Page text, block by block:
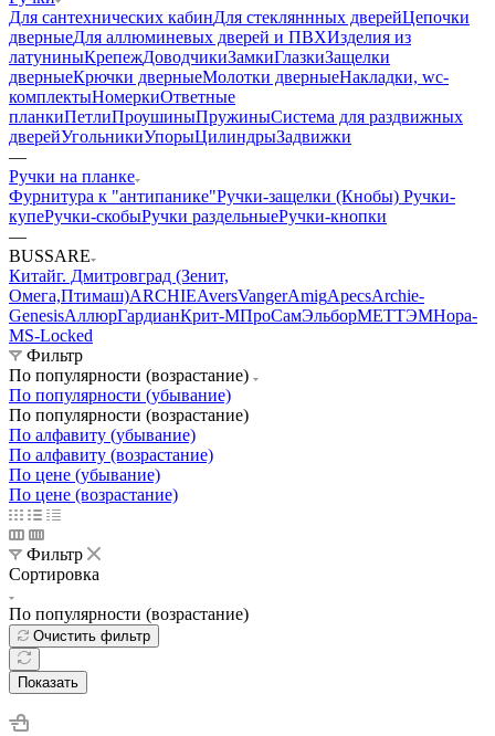
Для сантехнических кабинДля стекляннных дверейЦепочки
дверныеДля аллюминевых дверей и ПВХИзделия из
латуниныКрепежДоводчикиЗамкиГлазкиЗащелки
дверныеКрючки дверныеМолотки дверныеНакладки, wc-
комплектыНомеркиОтветные
планкиПетлиПроушиныПружиныСистема для раздвижных
дверейУгольникиУпорыЦилиндрыЗадвижки
—
Ручки на планке
Фурнитура к "антипанике"Ручки-защелки (Кнобы) Ручки-
купеРучки-скобыРучки раздельныеРучки-кнопки
—
BUSSARE
Китайг. Дмитровград (Зенит,
Омега,Птимаш)ARCHIEAversVangerAmigApecsArchie-
GenesisАллюрГардианКрит-МПроСамЭльборМЕТТЭМНора-
МS-Locked
Фильтр
По популярности (возрастание)
По популярности (убывание)
По популярности (возрастание)
По алфавиту (убывание)
По алфавиту (возрастание)
По цене (убывание)
По цене (возрастание)
Фильтр
Сортировка
По популярности (возрастание)
Очистить фильтр
Показать